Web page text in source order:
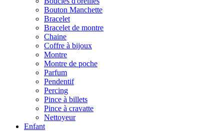
Bouton Manchette
Bracelet
Bracelet de montre
Chaine
Coffre à bijoux
Montre
Montre de poche
Parfum
Pendentif
Percing
Pince à billets
Pince à cravatte
Nettoyeur
Enfant